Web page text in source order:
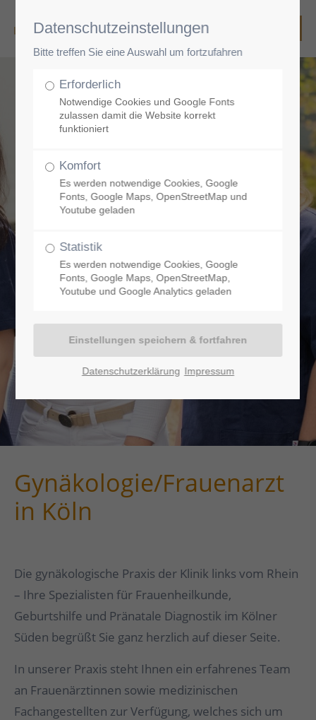
Gynäkologie/Frauenarzt
in Köln
Die gynäkologische Praxis der Klinik links vom Rhein
– Ihre Spezialisten für Frauenheilkunde,
Geburtshilfe und Pränatale Diagnostik im Kölner
Süden begrüßt Sie ganz herzlich auf dieser Seite.
In unserer Praxis steht Ihnen ein erfahrenes Team
an Frauenärztinnen sowie medizinischen
Fachangestellten zur Verfügung, welches sich um
Datenschutzeinstellungen
Bitte treffen Sie eine Auswahl um fortzufahren
Erforderlich
Notwendige Cookies und Google Fonts
zulassen damit die Website korrekt
funktioniert
Komfort
Es werden notwendige Cookies, Google
Fonts, Google Maps, OpenStreetMap und
Youtube geladen
Statistik
Es werden notwendige Cookies, Google
Fonts, Google Maps, OpenStreetMap,
Youtube und Google Analytics geladen
Datenschutzerklärung Impressum